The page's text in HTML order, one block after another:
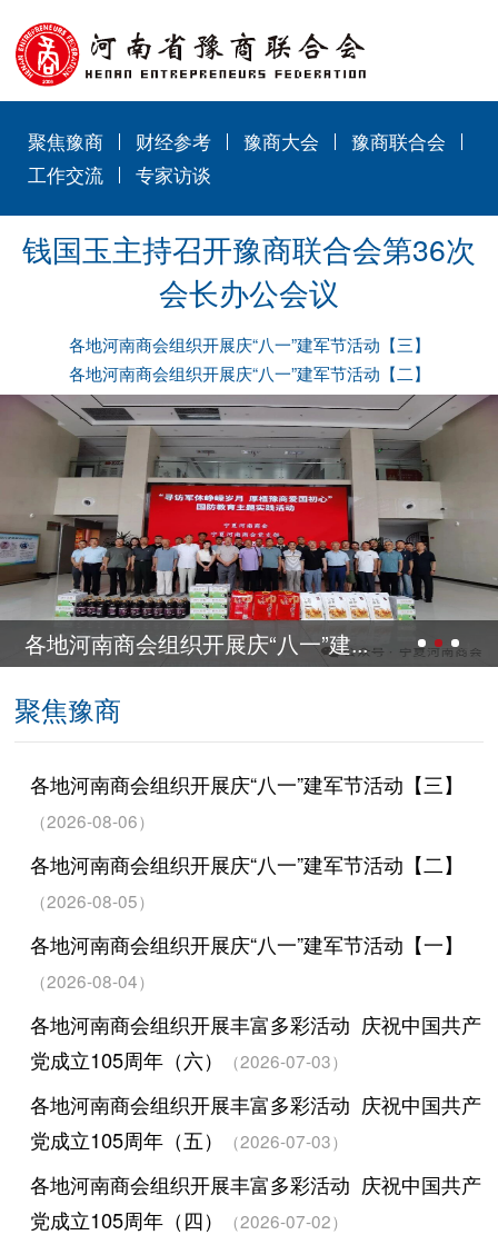
聚焦豫商 财经参考 豫商大会
豫商联合会
工作交流
专家访谈
钱国玉主持召开豫商联合会第36次
会长办公会议
各地河南商会组织开展庆“八一”建军节活动【三】
各地河南商会组织开展庆“八一”建军节活动【二】
各地河南商会组织开展庆“八一”建...
聚焦豫商
各地河南商会组织开展庆“八一”建军节活动【三】
（2026-08-06）
各地河南商会组织开展庆“八一”建军节活动【二】
（2026-08-05）
各地河南商会组织开展庆“八一”建军节活动【一】
（2026-08-04）
各地河南商会组织开展丰富多彩活动 庆祝中国共产
党成立105周年（六）
（2026-07-03）
各地河南商会组织开展丰富多彩活动 庆祝中国共产
党成立105周年（五）
（2026-07-03）
各地河南商会组织开展丰富多彩活动 庆祝中国共产
党成立105周年（四）
（2026-07-02）